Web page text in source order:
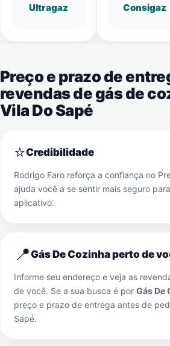
Ultragaz Consigaz
Preço e prazo de
revendas de gás de
Vila Do Sapé
⭐Credibilidade
Rodrigo Faro reforça a confiança no
ajuda você a se sentir mais seguro
aplicativo.
📍Gás De Cozinha perto de
Informe seu endereço e veja as
de você. Se a sua busca é por Gás De
preço e prazo de entrega antes de
Sapé.